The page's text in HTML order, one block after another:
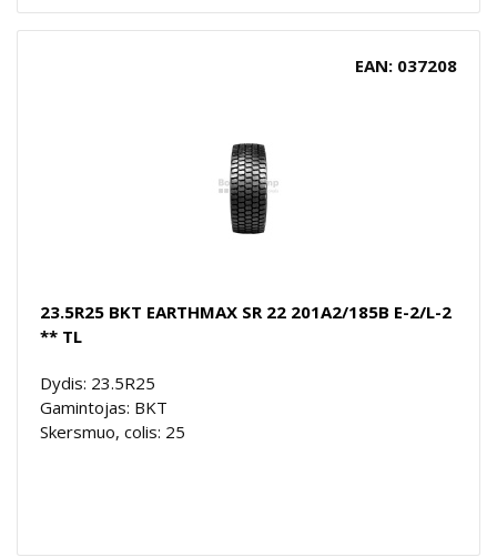
EAN: 037208
23.5R25 BKT EARTHMAX SR 22 201A2/185B E-2/L-2
** TL
Dydis: 23.5R25
Gamintojas: BKT
Skersmuo, colis: 25